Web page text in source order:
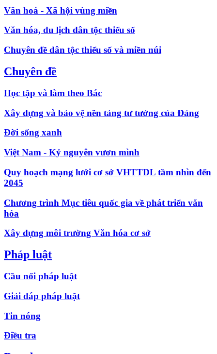
Văn hoá - Xã hội vùng miền
Văn hóa, du lịch dân tộc thiểu số
Chuyên đề dân tộc thiểu số và miền núi
Chuyên đề
Học tập và làm theo Bác
Xây dựng và bảo vệ nền tảng tư tưởng của Đảng
Đời sống xanh
Việt Nam - Kỷ nguyên vươn mình
Quy hoạch mạng lưới cơ sở VHTTDL tầm nhìn đến
2045
Chương trình Mục tiêu quốc gia về phát triển văn
hóa
Xây dựng môi trường Văn hóa cơ sở
Pháp luật
Cầu nối pháp luật
Giải đáp pháp luật
Tin nóng
Điều tra